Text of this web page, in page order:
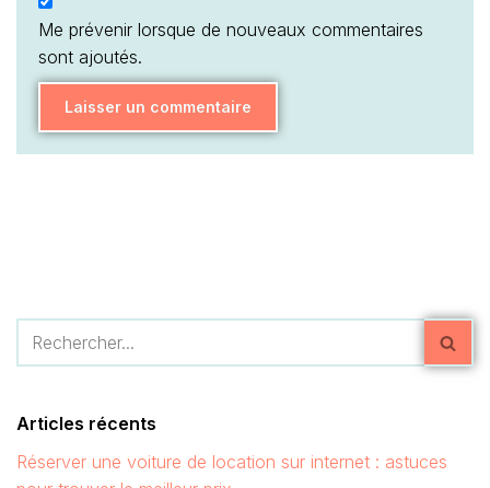
Me prévenir lorsque de nouveaux commentaires
sont ajoutés.
Articles récents
Réserver une voiture de location sur internet : astuces